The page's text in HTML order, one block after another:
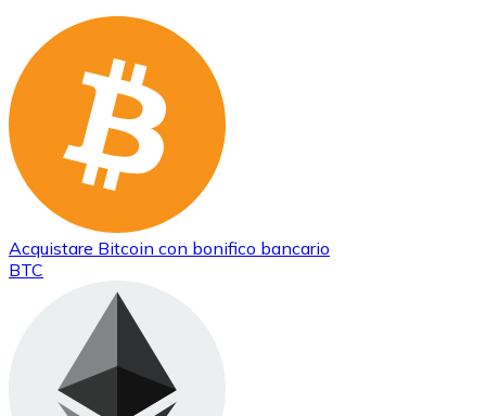
Acquistare Bitcoin con bonifico bancario
BTC